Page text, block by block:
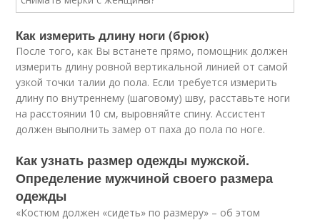
Как измерить длину ноги (брюк)
После того, как Вы встанете прямо, помощник должен
измерить длину ровной вертикальной линией от самой
узкой точки талии до пола. Если требуется измерить
длину по внутреннему (шаговому) шву, расставьте ноги
на расстоянии 10 см, выровняйте спину. Ассистент
должен выполнить замер от паха до пола по ноге.
Как узнать размер одежды мужской.
Определение мужчиной своего размера
одежды
«Костюм должен «сидеть» по размеру» – об этом